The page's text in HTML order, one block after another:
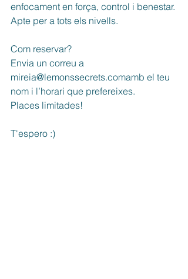
enfocament en força, control i benestar.
Apte per a tots els nivells.
Com reservar?
Envia un correu a
mireia@lemonssecrets.comamb el teu
nom i l’horari que prefereixes.
Places limitades!
T'espero :)